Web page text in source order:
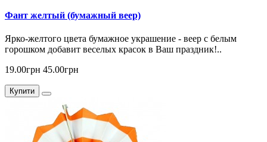
Фант желтый (бумажный веер)
Ярко-желтого цвета бумажное украшение - веер с белым
горошком добавит веселых красок в Ваш праздник!..
19.00грн 45.00грн
Купити